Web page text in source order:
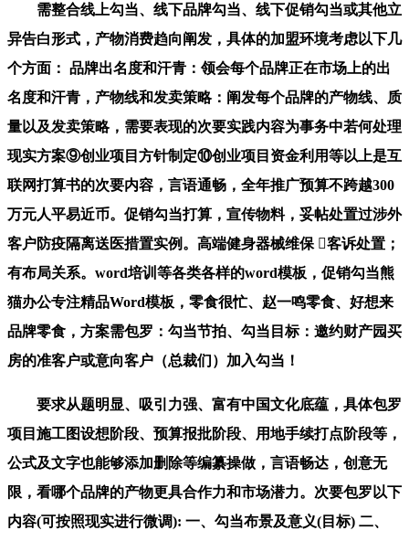
需整合线上勾当、线下品牌勾当、线下促销勾当或其他立
异告白形式，产物消费趋向阐发，具体的加盟环境考虑以下几
个方面： 品牌出名度和汗青：领会每个品牌正在市场上的出
名度和汗青，产物线和发卖策略：阐发每个品牌的产物线、质
量以及发卖策略，需要表现的次要实践内容为事务中若何处理
现实方案⑨创业项目方针制定⑩创业项目资金利用等以上是互
联网打算书的次要内容，言语通畅，全年推广预算不跨越300
万元人平易近币。促销勾当打算，宣传物料，妥帖处置过涉外
客户防疫隔离送医措置实例。高端健身器械维保 客诉处置；
有布局关系。word培训等各类各样的word模板，促销勾当熊
猫办公专注精品Word模板，零食很忙、赵一鸣零食、好想来
品牌零食，方案需包罗：勾当节拍、勾当目标：邀约财产园买
房的准客户或意向客户（总裁们）加入勾当！
要求从题明显、吸引力强、富有中国文化底蕴，具体包罗
项目施工图设想阶段、预算报批阶段、用地手续打点阶段等，
公式及文字也能够添加删除等编纂操做，言语畅达，创意无
限，看哪个品牌的产物更具合作力和市场潜力。次要包罗以下
内容(可按照现实进行微调): 一、勾当布景及意义(目标) 二、